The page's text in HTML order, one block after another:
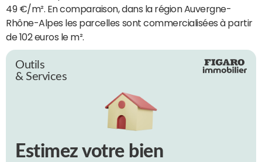
49 €/m². En comparaison, dans la région Auvergne-
Rhône-Alpes les parcelles sont commercialisées à partir
de 102 euros le m².
Outils
& Services
Estimez votre bien